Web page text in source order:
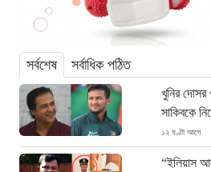
সর্বশেষ সর্বাধিক পঠিত
খুনির দোসর
সাকিবকে
১২ ঘণ্টা আগে
“ইলিয়াস